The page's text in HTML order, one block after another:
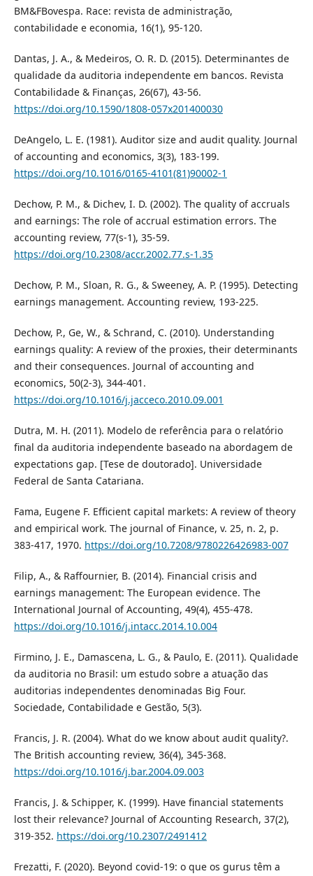
BM&FBovespa. Race: revista de administração,
contabilidade e economia, 16(1), 95-120.
Dantas, J. A., & Medeiros, O. R. D. (2015). Determinantes de
qualidade da auditoria independente em bancos. Revista
Contabilidade & Finanças, 26(67), 43-56.
https://doi.org/10.1590/1808-057x201400030
DeAngelo, L. E. (1981). Auditor size and audit quality. Journal
of accounting and economics, 3(3), 183-199.
https://doi.org/10.1016/0165-4101(81)90002-1
Dechow, P. M., & Dichev, I. D. (2002). The quality of accruals
and earnings: The role of accrual estimation errors. The
accounting review, 77(s-1), 35-59.
https://doi.org/10.2308/accr.2002.77.s-1.35
Dechow, P. M., Sloan, R. G., & Sweeney, A. P. (1995). Detecting
earnings management. Accounting review, 193-225.
Dechow, P., Ge, W., & Schrand, C. (2010). Understanding
earnings quality: A review of the proxies, their determinants
and their consequences. Journal of accounting and
economics, 50(2-3), 344-401.
https://doi.org/10.1016/j.jacceco.2010.09.001
Dutra, M. H. (2011). Modelo de referência para o relatório
final da auditoria independente baseado na abordagem de
expectations gap. [Tese de doutorado]. Universidade
Federal de Santa Catariana.
Fama, Eugene F. Efficient capital markets: A review of theory
and empirical work. The journal of Finance, v. 25, n. 2, p.
383-417, 1970. https://doi.org/10.7208/9780226426983-007
Filip, A., & Raffournier, B. (2014). Financial crisis and
earnings management: The European evidence. The
International Journal of Accounting, 49(4), 455-478.
https://doi.org/10.1016/j.intacc.2014.10.004
Firmino, J. E., Damascena, L. G., & Paulo, E. (2011). Qualidade
da auditoria no Brasil: um estudo sobre a atuação das
auditorias independentes denominadas Big Four.
Sociedade, Contabilidade e Gestão, 5(3).
Francis, J. R. (2004). What do we know about audit quality?.
The British accounting review, 36(4), 345-368.
https://doi.org/10.1016/j.bar.2004.09.003
Francis, J. & Schipper, K. (1999). Have financial statements
lost their relevance? Journal of Accounting Research, 37(2),
319-352. https://doi.org/10.2307/2491412
Frezatti, F. (2020). Beyond covid-19: o que os gurus têm a